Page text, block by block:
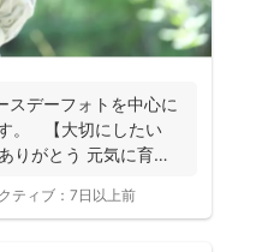
スデーフォトを中心に
。 【大切にしたい
りがとう 元気に育
ティブ： 7日以上前